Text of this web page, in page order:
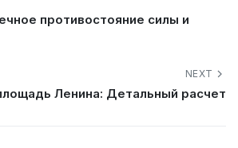
противостояние силы и
NEXT
Ленина: Детальный расчет